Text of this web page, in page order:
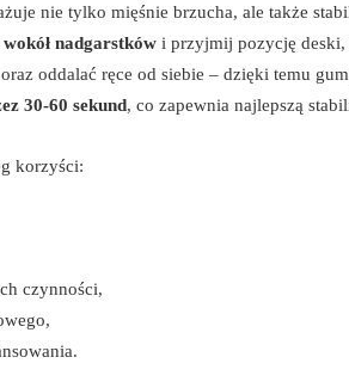
nie tylko mięśnie brzucha, ale także
nadgarstków i przyjmij pozycję deski,
oraz oddalać ręce od siebie – dzięki temu
30-60 sekund, co zapewnia najlepszą
korzyści:
czynności,